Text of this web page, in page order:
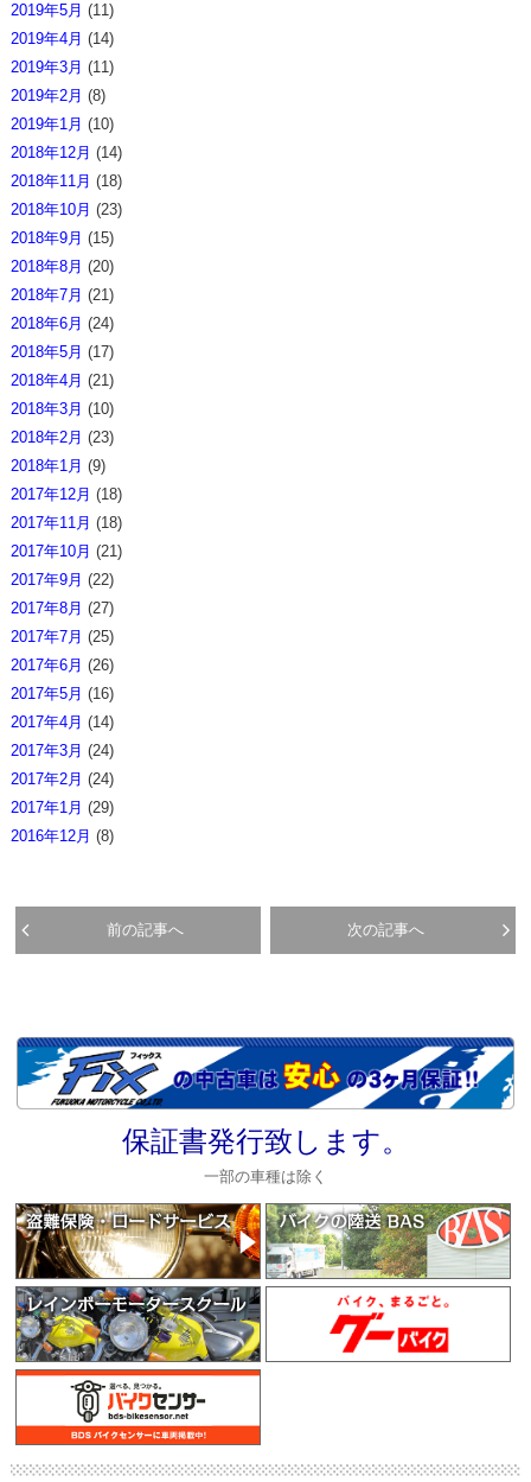
2019年5月 (11)
2019年4月 (14)
2019年3月 (11)
2019年2月 (8)
2019年1月 (10)
2018年12月 (14)
2018年11月 (18)
2018年10月 (23)
2018年9月 (15)
2018年8月 (20)
2018年7月 (21)
2018年6月 (24)
2018年5月 (17)
2018年4月 (21)
2018年3月 (10)
2018年2月 (23)
2018年1月 (9)
2017年12月 (18)
2017年11月 (18)
2017年10月 (21)
2017年9月 (22)
2017年8月 (27)
2017年7月 (25)
2017年6月 (26)
2017年5月 (16)
2017年4月 (14)
2017年3月 (24)
2017年2月 (24)
2017年1月 (29)
2016年12月 (8)
前の記事へ 次の記事へ
保証書発行致します。
一部の車種は除く